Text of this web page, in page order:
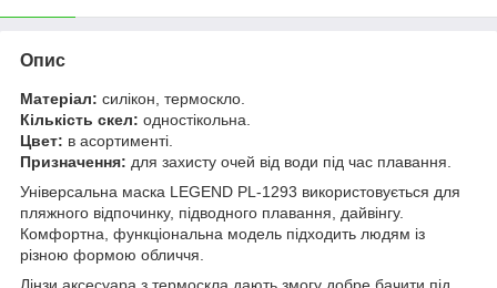
Опис
Матеріал: силікон, термоскло.
Кількість скел: одностікольна.
Цвет: в асортименті.
Призначення: для захисту очей від води під час плавання.
Універсальна маска LEGEND PL-1293 використовується для
пляжного відпочинку, підводного плавання, дайвінгу.
Комфортна, функціональна модель підходить людям із
різною формою обличчя.
Лінзи аксесуара з термоскла дають змогу добре бачити під